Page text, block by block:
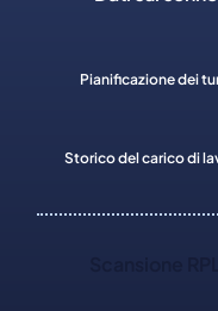
Pianificazione dei
Storico del carico di